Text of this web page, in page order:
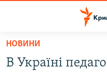
Перейти
основного
ВОДА.КРИМ
НОВИНИ
В Україні